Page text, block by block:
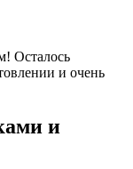
Осталось
и очень
и